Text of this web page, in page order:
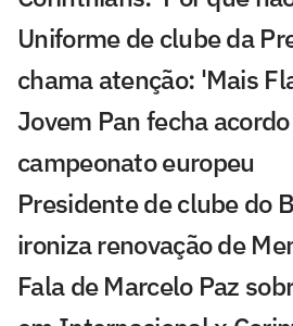
Uniforme de clube da
chama atenção: 'Mais
Jovem Pan fecha
campeonato europeu
Presidente de clube do
ironiza renovação de
Fala de Marcelo Paz